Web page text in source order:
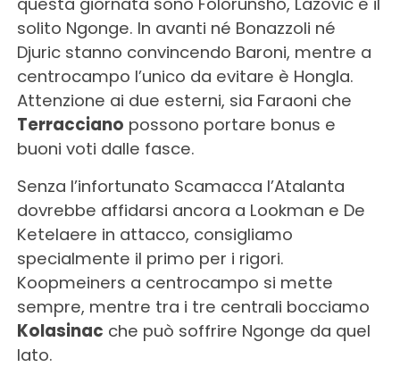
solito Ngonge. In avanti né Bonazzoli né
Djuric stanno convincendo Baroni, mentre a
centrocampo l’unico da evitare è Hongla.
Attenzione ai due esterni, sia Faraoni che
Terracciano possono portare bonus e
buoni voti dalle fasce.
Senza l’infortunato Scamacca l’Atalanta
dovrebbe affidarsi ancora a Lookman e De
Ketelaere in attacco, consigliamo
specialmente il primo per i rigori.
Koopmeiners a centrocampo si mette
sempre, mentre tra i tre centrali bocciamo
Kolasinac che può soffrire Ngonge da quel
lato.